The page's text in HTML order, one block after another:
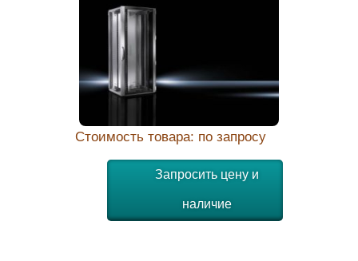
Стоимость товара: по запросу
Запросить цену и
наличие